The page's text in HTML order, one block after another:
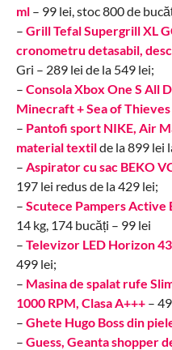
ml– 99 lei, stoc 800 de
– Grill Tefal Supergrill XL
cronometru detasabil,
Gri – 289 lei de la 549 lei;
– Consola Xbox One S All
Minecraft + Sea of Thieves
– Pantofi sport NIKE, Air
material textilde la 899 lei
– Aspirator cu sac BEKO
197 lei redus de la 429 lei;
– Scutece Pampers Active
14 kg, 174 bucăți – 99 lei
– Televizor LED Horizon
499 lei;
– Masina de spalat rufe
1000 RPM, Clasa A+++ –
– Ghete Hugo Boss din
– Guess, Geanta shopper